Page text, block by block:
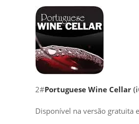
2#Portuguese Wine Cellar
Disponível na versão gratuita